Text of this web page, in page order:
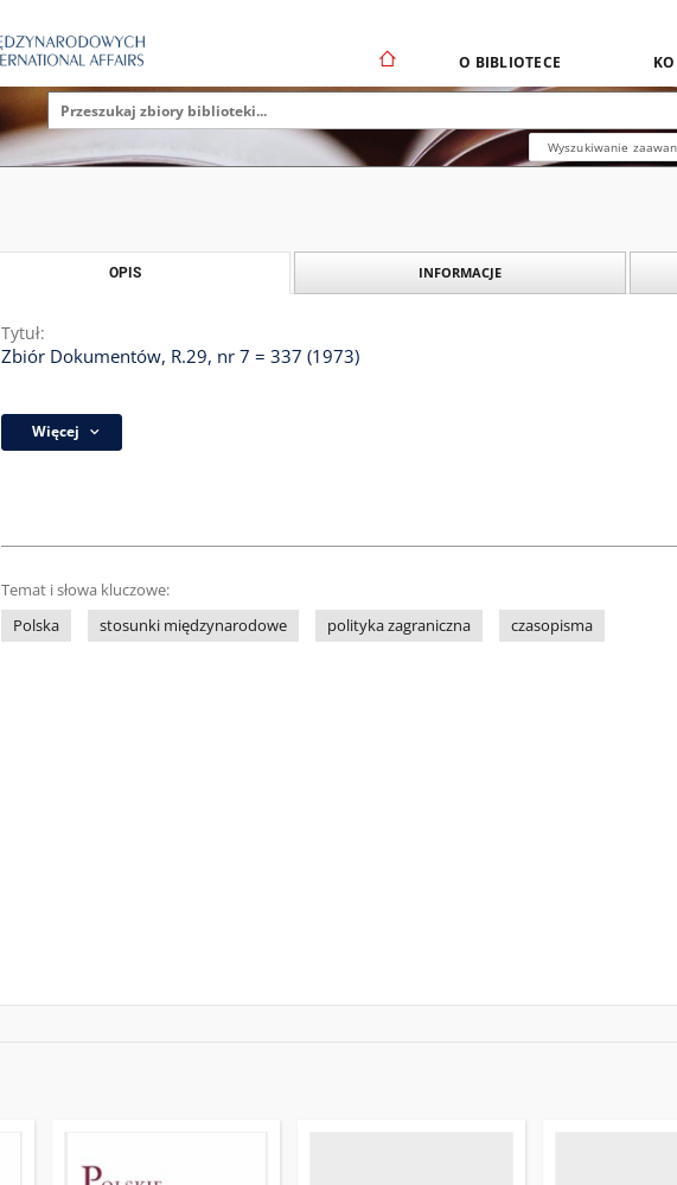
O BIBLIOTECE
Wyszukiwanie
OPIS INFORMACJE
Tytuł:
Zbiór Dokumentów, R.29, nr 7 = 337 (1973)
Więcej
Temat i słowa kluczowe:
Polska
stosunki międzynarodowe polityka zagraniczna czasopisma